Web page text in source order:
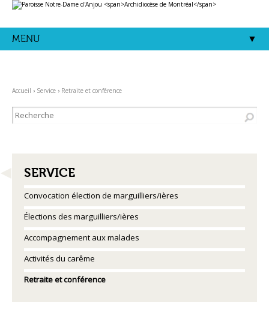
Aller
au
|
Aller
Outils
personnels
MENU
Accueil › Service › Retraite et conférence
NAVIGATION
SERVICE
Convocation élection de marguilliers/ières
Élections des marguilliers/ières
Accompagnement aux malades
Activités du carême
Retraite et conférence